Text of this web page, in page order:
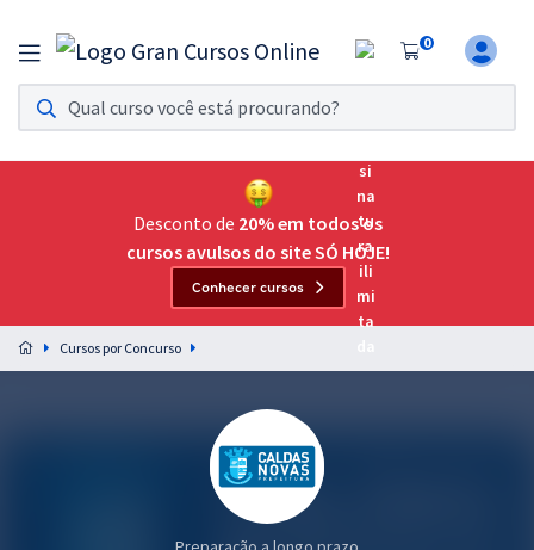
0
Assinatura Ilimitada 11
Acesso a todos os cursos. Teste grátis por 7 dias!
Assinatura OAB Até Passar
Acesso ilimitado a toda preparação para o Exame da
Preparação completa e intensiva para as principais
residências em saúde do Brasil
Desconto de 20% em todos os
cursos avulsos do site SÓ HOJE!
Conhecer cursos
Cursos por Concurso